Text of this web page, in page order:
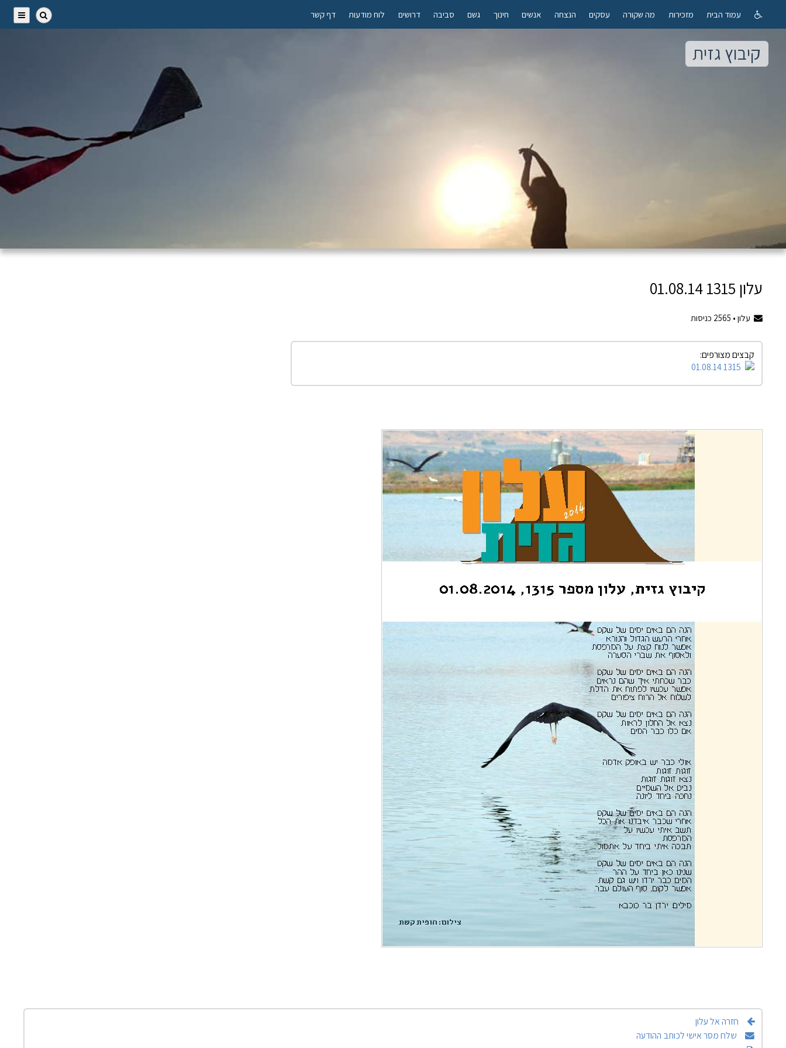
עמוד הבית מזכירות מה שקורה עסקים הנצחה אנשים חינוך גשם סביבה דרושים לוח מודעות דף קשר
קיבוץ גזית
עלון 1315 01.08.14
עלון • 2565 כניסות
קבצים מצורפים:
1315 01.08.14
חזרה אל עלון
שלח מסר אישי לכותב ההודעה